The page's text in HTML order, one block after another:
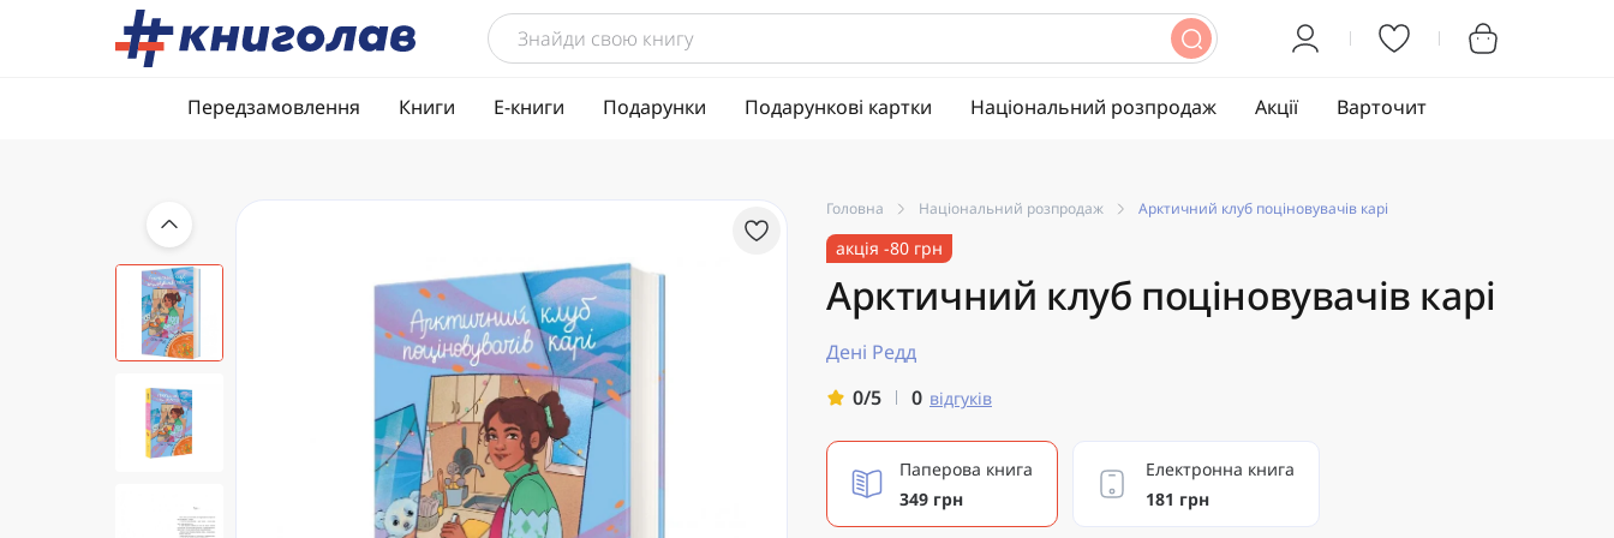
Передзамовлення Книги Е-книги Подарунки Подарункові картки Національний розпродаж Акції Варточит
Головна Національний розпродаж Арктичний клуб поціновувачів карі
акція -80 грн
Арктичний клуб поціновувачів карі
Дені Редд
0/5
0 відгуків
Паперова книга
349 грн
Електронна книга
181 грн